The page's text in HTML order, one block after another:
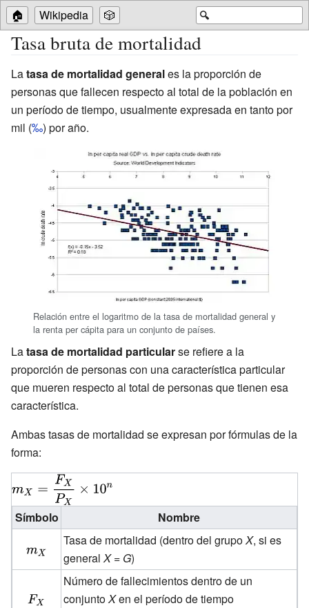
🔍
🏠 Wikipedia 🎲
Tasa bruta de mortalidad
Latasa de mortalidad generales la proporción de
personas que fallecen respecto al total de la población en
un período de tiempo, usualmente expresada en tanto por
mil (‰) por año.
Relación entre el logaritmo de la tasa de mortalidad general y
la renta per cápita para un conjunto de países.
Latasa de mortalidad particularse refiere a la
proporción de personas con una característica particular
que mueren respecto al total de personas que tienen esa
característica.
Ambas tasas de mortalidad se expresan por fórmulas de la
forma:
{\displaystyle
m_{X}=
{F_{X} \over
P_{X}}\times
10^{n}}
Símbolo
Nombre
{\displaystyle
m_{X}}
Tasa de mortalidad (dentro del grupoX, si es
generalX= G)
{\displaystyle
Número de fallecimientos dentro de un
conjuntoXen el período de tiempo